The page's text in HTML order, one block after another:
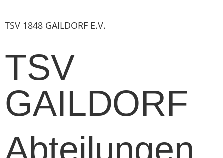
TSV 1848 GAILDORF E.V.
TSV
GAILDORF
Abteilungen